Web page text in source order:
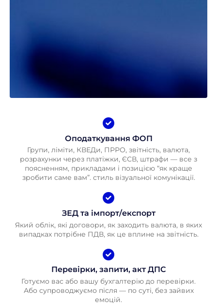
Оподаткування ФОП
Групи, ліміти, КВЕДи, ПРРО, звітність, валюта,
розрахунки через платіжки, ЄСВ, штрафи — все з
поясненням, прикладами і позицією “як краще
зробити саме вам”. стиль візуальної комунікації.
ЗЕД та імпорт/експорт
Який облік, які договори, як заходить валюта, в яких
випадках потрібне ПДВ, як це вплине на звітність.
Перевірки, запити, акт ДПС
Готуємо вас або вашу бухгалтерію до перевірки.
Або супроводжуємо після — по суті, без зайвих
емоцій.